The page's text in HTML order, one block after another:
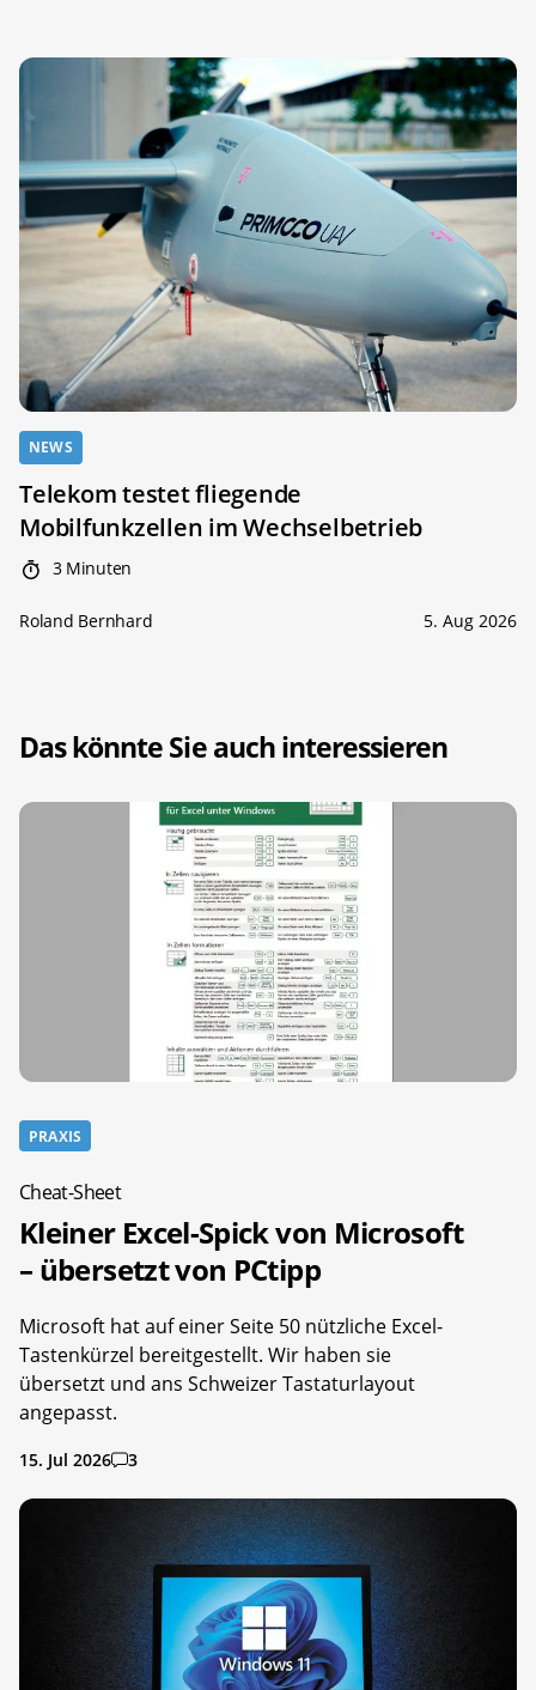
NEWS
Telekom testet fliegende
Mobilfunkzellen im Wechselbetrieb
3 Minuten
Roland Bernhard 5. Aug 2026
Das könnte Sie auch interessieren
PRAXIS
Cheat-Sheet
Kleiner Excel-Spick von Microsoft
– übersetzt von PCtipp
Microsoft hat auf einer Seite 50 nützliche Excel-
Tastenkürzel bereitgestellt. Wir haben sie
übersetzt und ans Schweizer Tastaturlayout
angepasst.
15. Jul 2026 3